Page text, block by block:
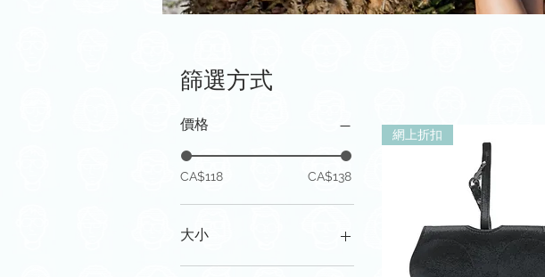
篩選方式
價格
CA$118 CA$138
大小
7厘米x 13厘米x 1厘米
網上折扣